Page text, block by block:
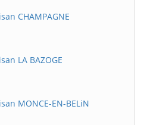
CHAMPAGNE
LA BAZOGE
MONCE-EN-BELiN